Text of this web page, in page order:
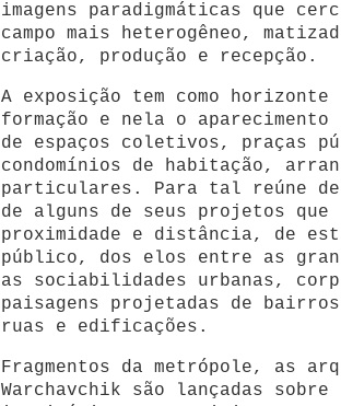
imagens paradigmáticas que
campo mais heterogêneo,
criação, produção e recepção.
A exposição tem como horizonte
formação e nela o
de espaços coletivos, praças
condomínios de habitação,
particulares. Para tal reúne
de alguns de seus projetos que
proximidade e distância, de
público, dos elos entre as
as sociabilidades urbanas,
paisagens projetadas de
ruas e edificações.
Fragmentos da metrópole, as
Warchavchik são lançadas sobre